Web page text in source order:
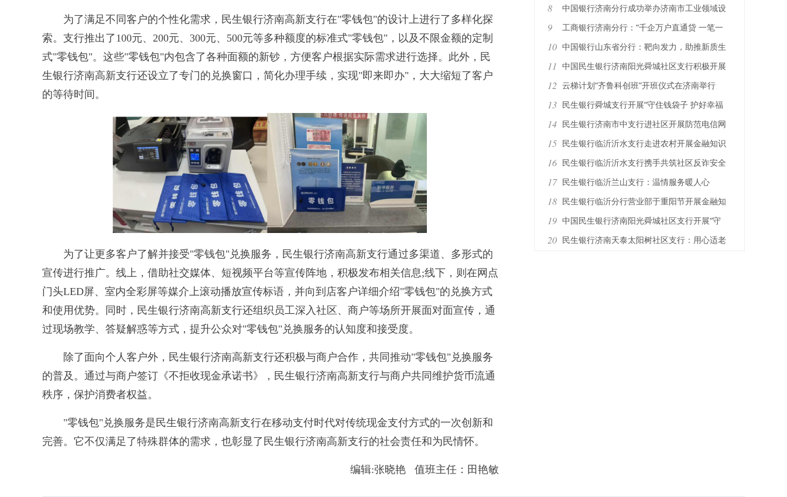
为了满足不同客户的个性化需求，民生银行济南高新支行在"零钱包"的设计上进行了多样化探
索。支行推出了100元、200元、300元、500元等多种额度的标准式"零钱包"，以及不限金额的定制
式"零钱包"。这些"零钱包"内包含了各种面额的新钞，方便客户根据实际需求进行选择。此外，民
生银行济南高新支行还设立了专门的兑换窗口，简化办理手续，实现"即来即办"，大大缩短了客户
的等待时间。
为了让更多客户了解并接受"零钱包"兑换服务，民生银行济南高新支行通过多渠道、多形式的
宣传进行推广。线上，借助社交媒体、短视频平台等宣传阵地，积极发布相关信息;线下，则在网点
门头LED屏、室内全彩屏等媒介上滚动播放宣传标语，并向到店客户详细介绍"零钱包"的兑换方式
和使用优势。同时，民生银行济南高新支行还组织员工深入社区、商户等场所开展面对面宣传，通
过现场教学、答疑解惑等方式，提升公众对"零钱包"兑换服务的认知度和接受度。
除了面向个人客户外，民生银行济南高新支行还积极与商户合作，共同推动"零钱包"兑换服务
的普及。通过与商户签订《不拒收现金承诺书》，民生银行济南高新支行与商户共同维护货币流通
秩序，保护消费者权益。
"零钱包"兑换服务是民生银行济南高新支行在移动支付时代对传统现金支付方式的一次创新和
完善。它不仅满足了特殊群体的需求，也彰显了民生银行济南高新支行的社会责任和为民情怀。
编辑:张晓艳 值班主任：田艳敏
服务能力
8
中国银行济南分行成功举办济南市工业领域设
备更新和技术改造政企银对接会
9
工商银行济南分行：“千企万户直通贷 一笔一
画做普惠”
10 中国银行山东省分行：靶向发力，助推新质生
产力高质量发展
11 中国民生银行济南阳光舜城社区支行积极开展
2024年普及金融知识万里行活动
12 云梯计划“齐鲁科创班”开班仪式在济南举行
13 民生银行舜城支行开展“守住钱袋子 护好幸福
家”防范非法集资宣传活动
14 民生银行济南市中支行进社区开展防范电信网
络诈骗金融教育活动
15 民生银行临沂沂水支行走进农村开展金融知识
宣传教育活动
16 民生银行临沂沂水支行携手共筑社区反诈安全
防线
17 民生银行临沂兰山支行：温情服务暖人心
18 民生银行临沂分行营业部于重阳节开展金融知
识普及活动
19 中国民生银行济南阳光舜城社区支行开展“守
住钱袋子 护好幸福家”宣传活动
20 民生银行济南天泰太阳树社区支行：用心适老